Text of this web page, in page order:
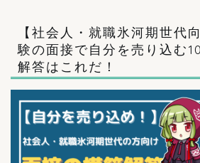
【社会人・就職氷河期世代
験の面接で自分を売り込む
解答はこれだ！